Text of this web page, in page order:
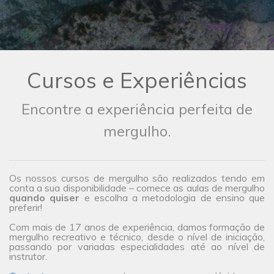
Cursos e Experiências
Encontre a experiência perfeita de
mergulho.
Os nossos cursos de mergulho são realizados tendo em
conta a sua disponibilidade – comece as aulas de mergulho
quando quiser e escolha a metodologia de ensino que
preferir!
Com mais de 17 anos de experiência, damos formação de
mergulho recreativo e técnico, desde o nível de iniciação,
passando por variadas especialidades até ao nível de
instrutor.